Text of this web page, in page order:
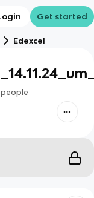
Get started
Edexcel
people